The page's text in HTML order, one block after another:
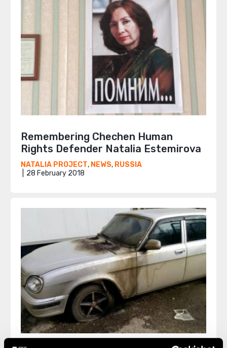
Remembering Chechen Human
Rights Defender Natalia Estemirova
NATALIA PROJECT, NEWS, RUSSIA
28 February 2018